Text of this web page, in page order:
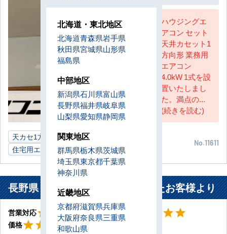
ハウジングエ
アコン セット
天井カセット1
方向形 業務用
エアコン
4.0kW 1式を設
置いたしまし
た。満点の...
(続きを読む)
天カセ1方向 4.0kW ご自宅
住宅用エアコン
No.11611
長野県 上田市 ご自宅に設置されたお客様より
営業対応 星5
star starstarstarstar工事対応 星5
starstar
価格 星5
starstar starstarstar
北海道・東北地区
北海道青森県岩手県
秋田県宮城県山形県
福島県
中部地区
新潟県石川県富山県
長野県福井県岐阜県
山梨県愛知県静岡県
関東地区
群馬県栃木県茨城県
埼玉県東京都千葉県
神奈川県
近畿地区
京都府滋賀県兵庫県
大阪府奈良県三重県
和歌山県